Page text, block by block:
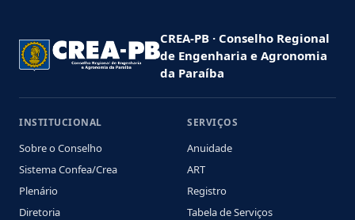
CREA-PB · Conselho Regional
de Engenharia e Agronomia
da Paraíba
INSTITUCIONAL
Sobre o Conselho
Sistema Confea/Crea
Plenário
Diretoria
SERVIÇOS
Anuidade
ART
Registro
Tabela de Serviços